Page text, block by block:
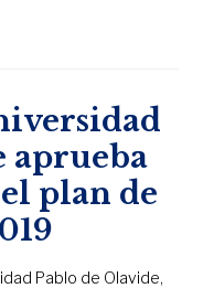
aprueba
plan de
Pablo de Olavide,